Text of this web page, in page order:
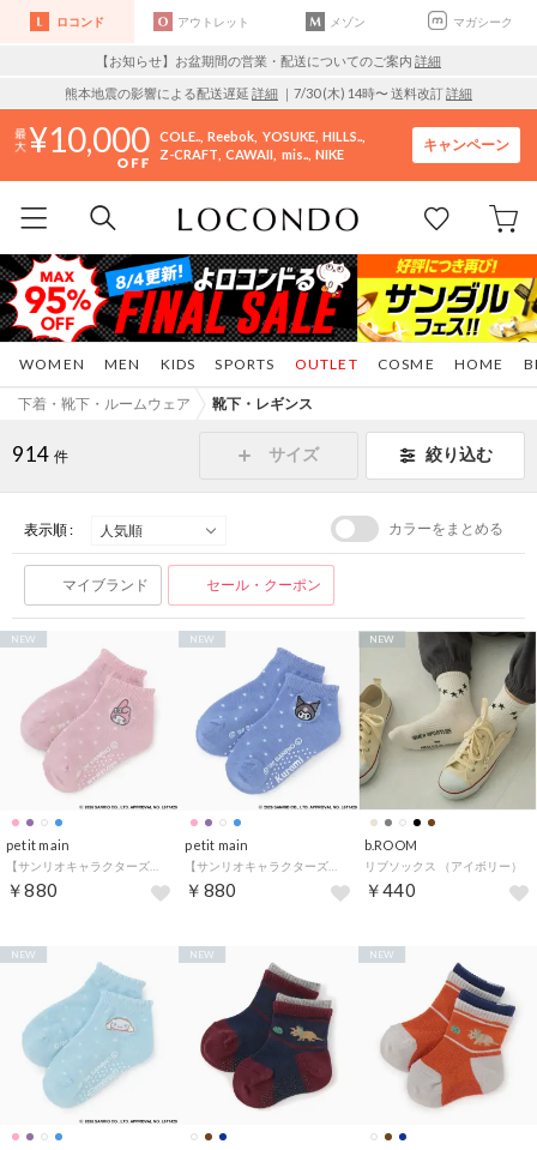
ロコンド アウトレット メゾン マガシーク
【お知らせ】お盆期間の営業・配送についてのご案内 詳細
熊本地震の影響による配送遅延 詳細 ｜7/30 (木) 14時〜 送料改訂詳細
10,000 COLE.. Reebok YOSUKE HILLS..
Z-CRAFT CAWAII mis.. NIKE
キャンペーン
WOMEN MEN KIDS SPORTS COSME HOME
OUTLET
下着・靴下・ルームウェア 靴下・レギンス
914 件 サイズ 絞り込む
表示順 : カラーをまとめる
マイブランド セール・クーポン
petit main
￥880
NEW
petit main
￥880
NEW
b.ROOM
リブソックス （アイボリー）
￥440
NEW
NEW NEW NEW